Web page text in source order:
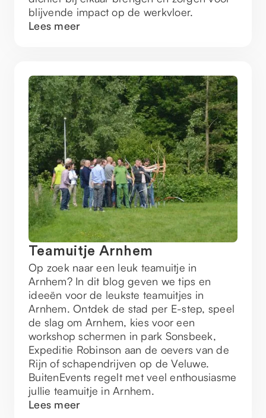
blijvende impact op de werkvloer.
Lees meer
Teamuitje Arnhem
Op zoek naar een leuk teamuitje in
Arnhem? In dit blog geven we tips en
ideeën voor de leukste teamuitjes in
Arnhem. Ontdek de stad per E-step, speel
de slag om Arnhem, kies voor een
workshop schermen in park Sonsbeek,
Expeditie Robinson aan de oevers van de
Rijn of schapendrijven op de Veluwe.
BuitenEvents regelt met veel enthousiasme
jullie teamuitje in Arnhem.
Lees meer